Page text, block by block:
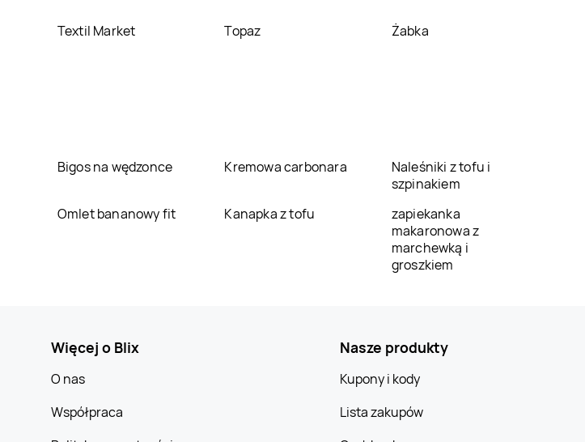
Textil Market Topaz Żabka
Bigos na wędzonce Kremowa carbonara
Naleśniki z tofu i
szpinakiem
Omlet bananowy fit Kanapka z tofu
zapiekanka
makaronowa z
marchewką i
groszkiem
Więcej o Blix
O nas
Współpraca
Nasze produkty
Kupony i kody
Lista zakupów